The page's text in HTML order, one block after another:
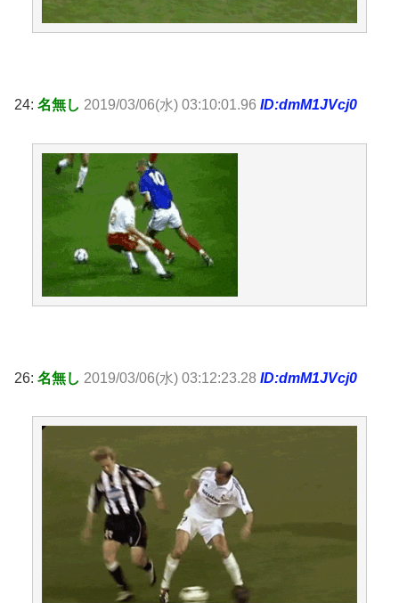
24: 名無し 2019/03/06(水) 03:10:01.96 ID:dmM1JVcj0
26: 名無し 2019/03/06(水) 03:12:23.28 ID:dmM1JVcj0